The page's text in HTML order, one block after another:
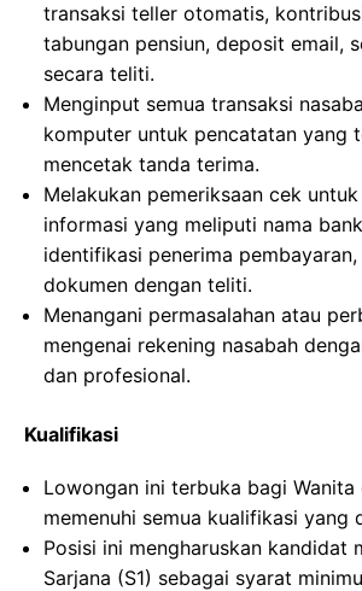
transaksi teller otomatis,
tabungan pensiun, deposit email,
secara teliti.
Menginput semua transaksi
komputer untuk pencatatan yang
mencetak tanda terima.
Melakukan pemeriksaan cek
informasi yang meliputi nama
identifikasi penerima
dokumen dengan teliti.
Menangani permasalahan atau
mengenai rekening nasabah
dan profesional.
Kualifikasi
Lowongan ini terbuka bagi Wanita
memenuhi semua kualifikasi yang
Posisi ini mengharuskan kandidat
Sarjana (S1) sebagai syarat